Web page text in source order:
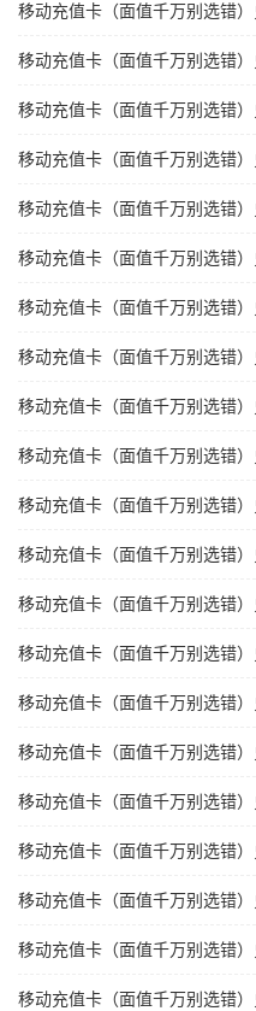
移动充值卡（面值千万别选错
移动充值卡（面值千万别选错
移动充值卡（面值千万别选错
移动充值卡（面值千万别选错
移动充值卡（面值千万别选错
移动充值卡（面值千万别选错
移动充值卡（面值千万别选错
移动充值卡（面值千万别选错
移动充值卡（面值千万别选错
移动充值卡（面值千万别选错
移动充值卡（面值千万别选错
移动充值卡（面值千万别选错
移动充值卡（面值千万别选错
移动充值卡（面值千万别选错
移动充值卡（面值千万别选错
移动充值卡（面值千万别选错
移动充值卡（面值千万别选错
移动充值卡（面值千万别选错
移动充值卡（面值千万别选错
移动充值卡（面值千万别选错
移动充值卡（面值千万别选错